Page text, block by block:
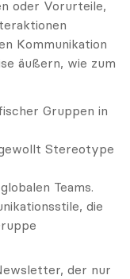
oder Vorurteile,
Kommunikation
äußern, wie zum
Gruppen in
Stereotype
Teams.
die
der nur